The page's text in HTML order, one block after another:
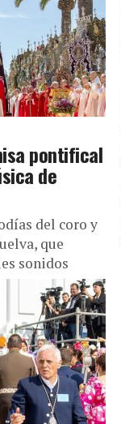
pontifical
de
del coro y
que
sonidos